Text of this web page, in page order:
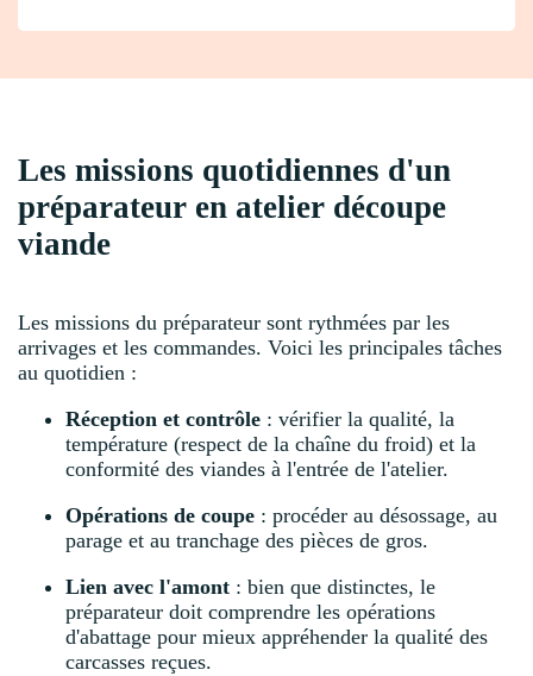
Les missions quotidiennes d'un
préparateur en atelier découpe
viande
Les missions du préparateur sont rythmées par les
arrivages et les commandes. Voici les principales tâches
au quotidien :
Réception et contrôle : vérifier la qualité, la
température (respect de la chaîne du froid) et la
conformité des viandes à l'entrée de l'atelier.
Opérations de coupe : procéder au désossage, au
parage et au tranchage des pièces de gros.
Lien avec l'amont : bien que distinctes, le
préparateur doit comprendre les opérations
d'abattage pour mieux appréhender la qualité des
carcasses reçues.